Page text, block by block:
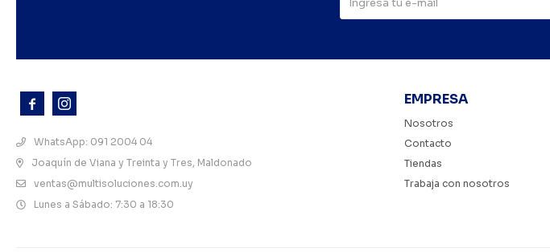
 
WhatsApp: 091 2004 04
Joaquín de Viana y Treinta y Tres, Maldonado
ventas@multisoluciones.com.uy
Lunes a Sábado: 7:30 a 18:30
EMPRESA
Nosotros
Contacto
Tiendas
Trabaja con nosotros